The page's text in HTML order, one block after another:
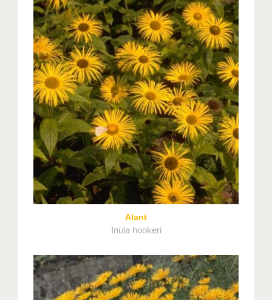
Alant
Inula hookeri